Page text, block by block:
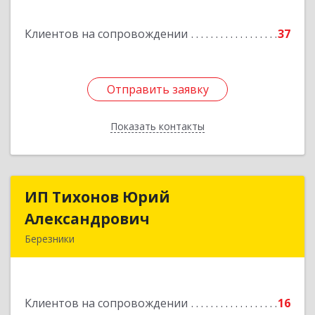
Клиентов на сопровождении 37
Отправить заявку
Показать контакты
Отправить заявку
Назад
ИП Тихонов Юрий
Александрович
Березники
Клиентов на сопровождении 16
ИП Тихонов Юрий
Подробнее